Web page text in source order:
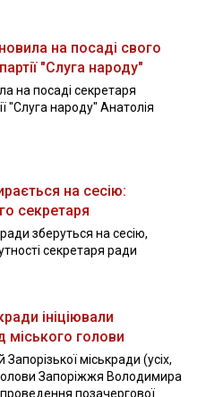
на посаді свого
"Слуга народу"
на посаді секретаря
"Слуга народу" Анатолія
на сесію:
секретаря
зберуться на сесію,
секретаря ради
ініціювали
міського голови
міськради (усіх,
голови Запоріжжя Володимира
позачергової